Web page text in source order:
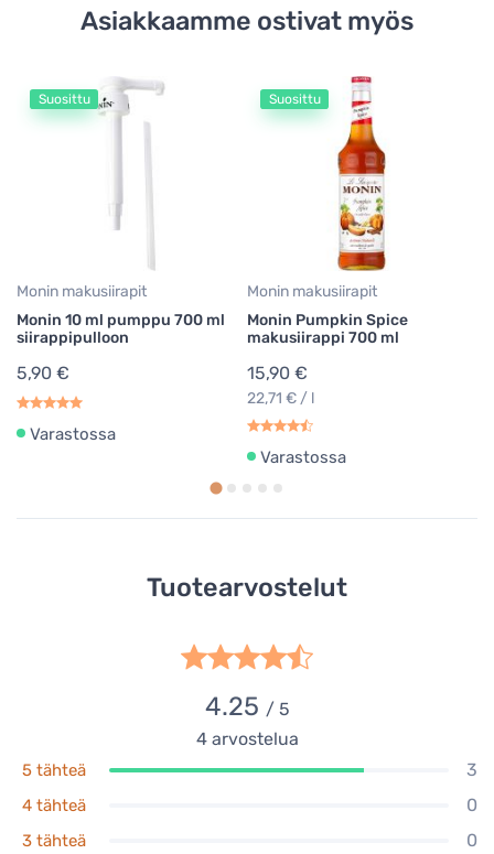
Asiakkaamme ostivat myös
Suosittu
Monin makusiirapit
Monin 10 ml pumppu 700 ml
siirappipulloon
5,90 €
Varastossa
Suosittu
Monin makusiirapit
Monin Pumpkin Spice
makusiirappi 700 ml
15,90 €
22,71 € / l
Varastossa
Tuotearvostelut
4.25 / 5
4arvostelua
5 tähteä 3
4 tähteä 0
3 tähteä 0